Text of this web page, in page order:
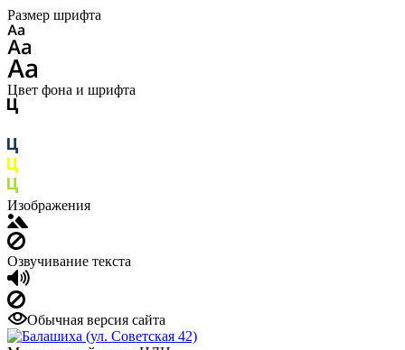
Размер шрифта
Цвет фона и шрифта
Изображения
Озвучивание текста
Обычная версия сайта